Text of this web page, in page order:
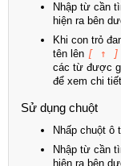
Nhập từ cần
hiện ra bên
Khi con trỏ
tên lên [ ↑ ]
các từ được
để xem chi
Sử dụng chuột
Nhấp chuột ô
Nhập từ cần
hiện ra bên